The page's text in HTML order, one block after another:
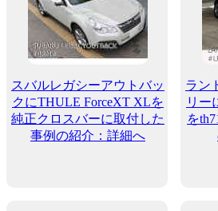
スバルレガシーアウトバッ
クにTHULE ForceXT XLを
純正クロスバーに取付した
事例の紹介：詳細へ
ラン
リー
を